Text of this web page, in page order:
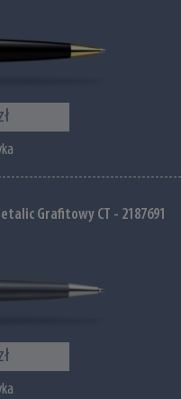
Grafitowy CT - 2187691